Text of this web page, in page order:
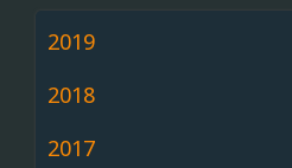
2019
2018
2017